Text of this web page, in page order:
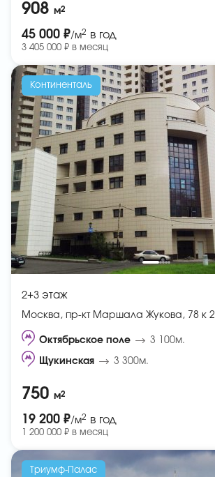
908 м2
45 000 ₽/м2 в год
3 405 000 ₽ в месяц
Континенталь
2+3 этаж
Москва, пр-кт Маршала Жукова, 78 к 2
Октябрьское поле 3 100м.
Щукинская 3 300м.
750 м2
19 200 ₽/м2 в год
1 200 000 ₽ в месяц
Триумф-Палас